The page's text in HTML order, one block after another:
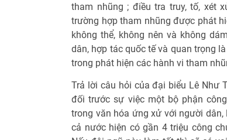
tham nhũng ; điều tra truy, tố, xét
trường hợp tham nhũng được phát
không thể, không nên và không
dân, hợp tác quốc tế và quan trọng
trong phát hiện các hành vi tham
Trả lời câu hỏi của đại biểu Lê Như
đối trước sự việc một bộ phận
trong văn hóa ứng xử với người dân,
cả nước hiện có gần 4 triệu công